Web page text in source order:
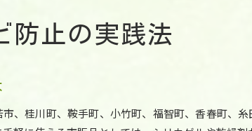
防止の実践法
、桂川町、鞍手町、小竹町、福智町、香春町、